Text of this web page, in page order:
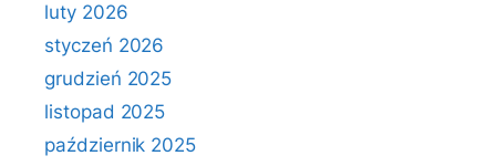
luty 2026
styczeń 2026
grudzień 2025
listopad 2025
październik 2025